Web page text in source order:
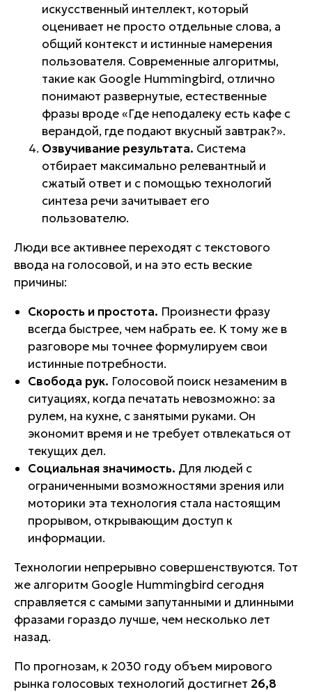
искусственный интеллект, который
оценивает не просто отдельные слова, а
общий контекст и истинные намерения
пользователя. Современные алгоритмы,
такие как Google Hummingbird, отлично
понимают развернутые, естественные
фразы вроде «Где неподалеку есть кафе с
верандой, где подают вкусный завтрак?».
Озвучивание результата. Система
отбирает максимально релевантный и
сжатый ответ и с помощью технологий
синтеза речи зачитывает его
пользователю.
Люди все активнее переходят с текстового
ввода на голосовой, и на это есть веские
причины:
Скорость и простота. Произнести фразу
всегда быстрее, чем набрать ее. К тому же в
разговоре мы точнее формулируем свои
истинные потребности.
Свобода рук. Голосовой поиск незаменим в
ситуациях, когда печатать невозможно: за
рулем, на кухне, с занятыми руками. Он
экономит время и не требует отвлекаться от
текущих дел.
Социальная значимость. Для людей с
ограниченными возможностями зрения или
моторики эта технология стала настоящим
прорывом, открывающим доступ к
информации.
Технологии непрерывно совершенствуются. Тот
же алгоритм Google Hummingbird сегодня
справляется с самыми запутанными и длинными
фразами гораздо лучше, чем несколько лет
назад.
По прогнозам, к 2030 году объем мирового
рынка голосовых технологий достигнет 26,8